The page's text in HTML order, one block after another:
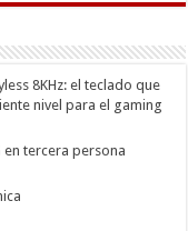
8KHz: el teclado que
nivel para el gaming
en tercera persona